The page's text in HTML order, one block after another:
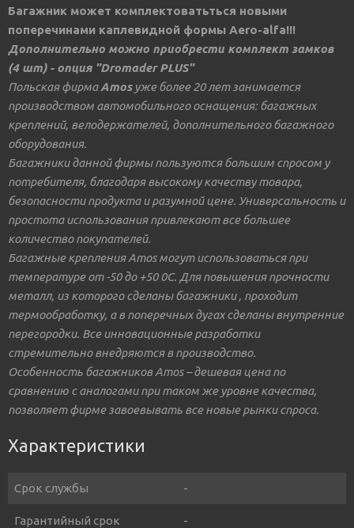
Багажник может комплектоватьться новыми
поперечинами каплевидной формы Aero-alfa!!!
Дополнительно можно приобрести комплект замков
(4 шт) - опция "Dromader PLUS"
Польская фирмаAmosуже более 20 лет занимается
производством автомобильного оснащения: багажных
креплений, велодержателей, дополнительного багажного
оборудования.
Багажники данной фирмы пользуются большим спросом у
потребителя, благодаря высокому качеству товара,
безопасности продукта и разумной цене. Универсальность и
простота использования привлекают все большее
количество покупателей.
Багажные крепления Amos могут использоваться при
температуре от -50 до +50 0С. Для повышения прочности
металл, из которого сделаны багажники , проходит
термообработку, а в поперечных дугах сделаны внутренние
перегородки. Все инновационные разработки
стремительно внедряются в производство.
Особенность багажников Amos – дешевая цена по
сравнению с аналогами при таком же уровне качества,
позволяет фирме завоевывать все новые рынки спроса.
Характеристики
Срок службы -
Гарантийный срок -